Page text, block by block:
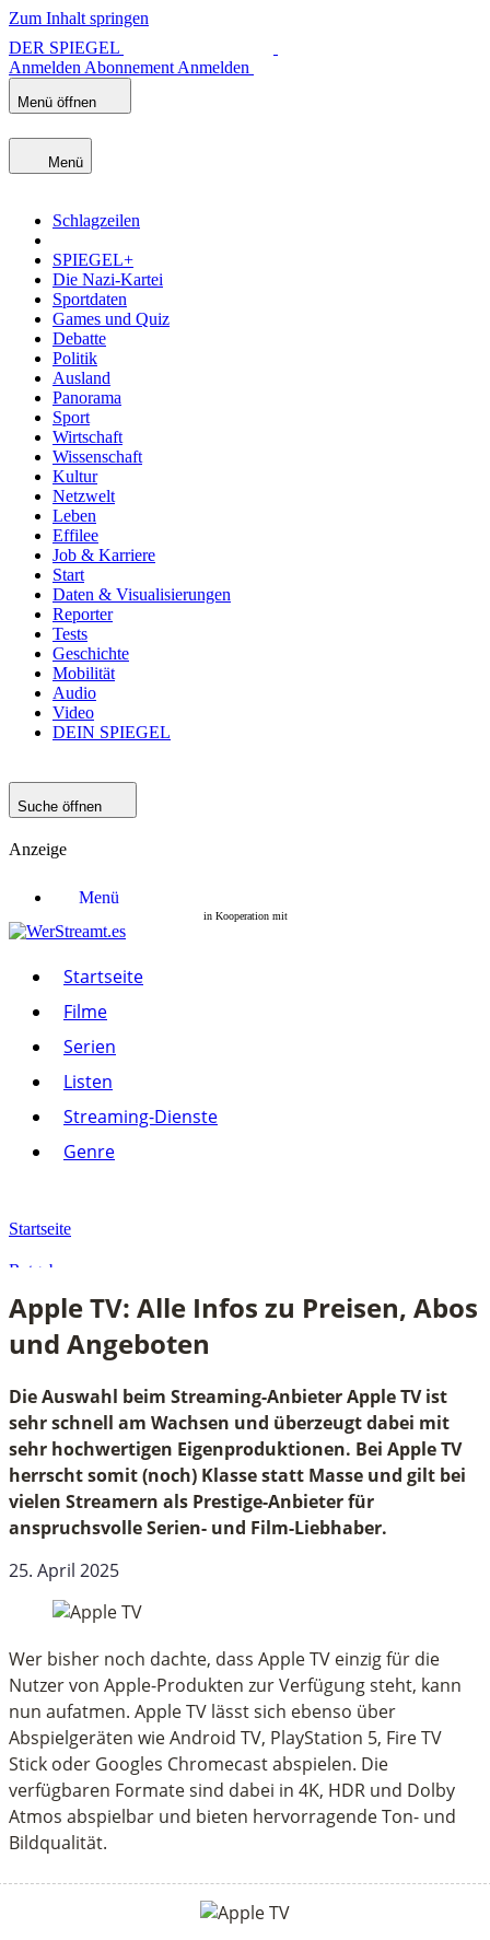
Zum Inhalt springen
DER SPIEGEL
Anmelden Abonnement Anmelden
Menü öffnen
Menü
Schlagzeilen
SPIEGEL+
Die Nazi-Kartei
Sportdaten
Games und Quiz
Debatte
Politik
Ausland
Panorama
Sport
Wirtschaft
Wissenschaft
Kultur
Netzwelt
Leben
Effilee
Job & Karriere
Start
Daten & Visualisierungen
Reporter
Tests
Geschichte
Mobilität
Audio
Video
DEIN SPIEGEL
Suche öffnen
Anzeige
Menü
Startseite
Serien
Streaming-Dienste
Paramount+
Netflix
Alle anzeigen
Startseite
Filme
Serien
Listen
Streaming-Dienste
Genre
Startseite
Ratgeber
Apple TV: Alle Infos zu Preisen, Abos und Angeboten
Apple TV: Alle Infos zu Preisen, Abos
und Angeboten
Die Auswahl beim Streaming-Anbieter Apple TV ist
sehr schnell am Wachsen und überzeugt dabei mit
sehr hochwertigen Eigenproduktionen. Bei Apple TV
herrscht somit (noch) Klasse statt Masse und gilt bei
vielen Streamern als Prestige-Anbieter für
anspruchsvolle Serien- und Film-Liebhaber.
25. April 2025
Wer bisher noch dachte, dass Apple TV einzig für die
Nutzer von Apple-Produkten zur Verfügung steht, kann
nun aufatmen. Apple TV lässt sich ebenso über
Abspielgeräten wie Android TV, PlayStation 5, Fire TV
Stick oder Googles Chromecast abspielen. Die
verfügbaren Formate sind dabei in 4K, HDR und Dolby
Atmos abspielbar und bieten hervorragende Ton- und
Bildqualität.